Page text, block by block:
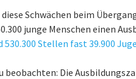
Schwächen beim
junge Menschen einen
Stellen fast 39.900
beobachten: Die